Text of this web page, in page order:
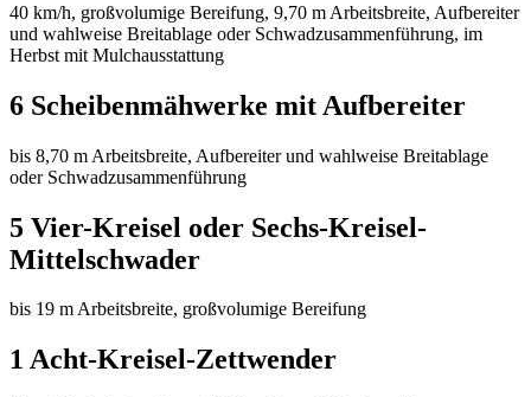
40 km/h, großvolumige Bereifung, 9,70 m Arbeitsbreite, Aufbereiter
und wahlweise Breitablage oder Schwadzusammenführung, im
Herbst mit Mulchausstattung
6 Scheibenmähwerke mit Aufbereiter
bis 8,70 m Arbeitsbreite, Aufbereiter und wahlweise Breitablage
oder Schwadzusammenführung
5 Vier-Kreisel oder Sechs-Kreisel-
Mittelschwader
bis 19 m Arbeitsbreite, großvolumige Bereifung
1 Acht-Kreisel-Zettwender